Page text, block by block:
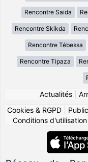
Rencontre Saida
Rencontre Skikda
Rencontre Tébessa
Rencontre Tipaza
Actualités|
Cookies & RGPD
Conditions d'utilisation